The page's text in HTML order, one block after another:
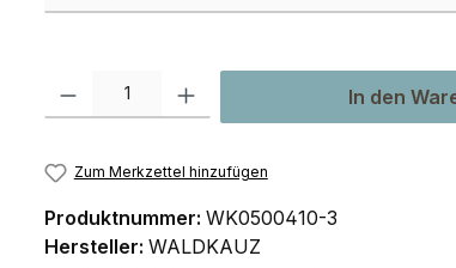
Produkt Anzahl: Gib den gewünschten Wert ein
In den
Zum Merkzettel hinzufügen
Produktnummer: WK0500410-3
Hersteller: WALDKAUZ